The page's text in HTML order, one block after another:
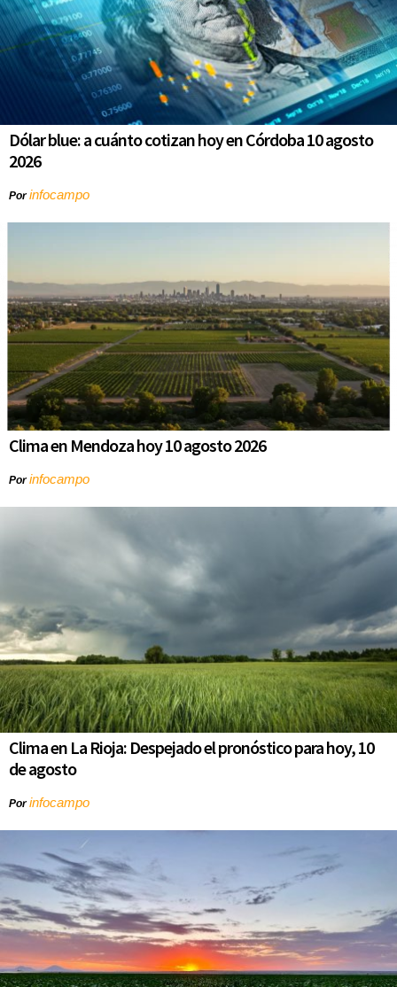
Dólar blue: a cuánto cotizan hoy en Córdoba 10 agosto
2026
Porinfocampo
Clima en Mendoza hoy 10 agosto 2026
Porinfocampo
Clima en La Rioja: Despejado el pronóstico para hoy, 10
de agosto
Porinfocampo